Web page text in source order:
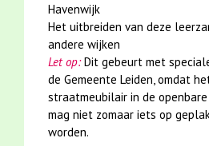
Havenwijk
Het uitbreiden van deze
andere wijken
Let op:Dit gebeurt met
de Gemeente Leiden, omdat
straatmeubilair in de
mag niet zomaar iets op
worden.